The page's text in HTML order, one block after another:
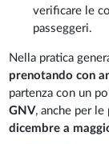
verificare le
passeggeri.
Nella pratica
prenotando con
partenza con un
GNV, anche per
dicembre a